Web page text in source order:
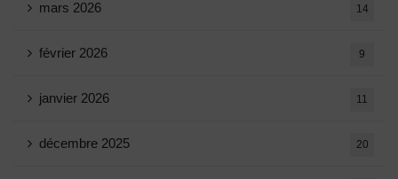
mars 2026 14
février 2026 9
janvier 2026 11
décembre 2025 20